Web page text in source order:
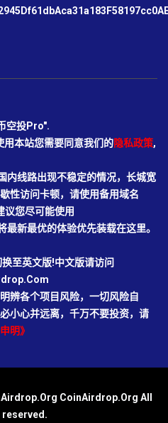
空投Pro".
本站您需要同意我们的隐私政策,
线路出现不稳定的情况，长城宽
性访问卡顿，请使用备用域名
您尽可能使用
新最优的体验优先装载在这里。
至英文版!中文版请访问
辨各个项目风险，一切风险自
小心并远离，千万不要投资，请
明》
CoinAirdrop.Org All